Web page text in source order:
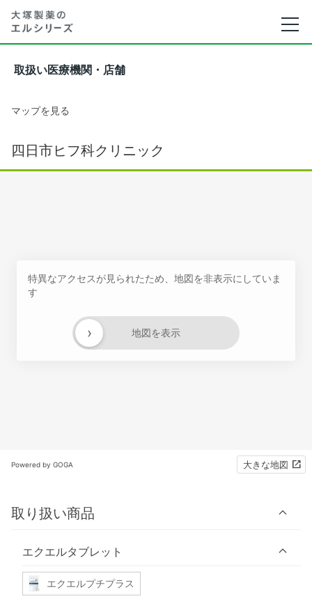
取扱い医療機関・店舗
マップを見る
四日市ヒフ科クリニック
特異なアクセスが見られたため、地図を非表示にしていま
す
地図を表示
›
Powered by GOGA 大きな地図
取り扱い商品
エクエルタブレット
エクエルプチプラス